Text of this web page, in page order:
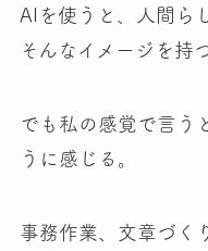
AIを使うと、人間ら
そんなイメージを持
でも私の感覚で言う
うに感じる。
事務作業、文章づく